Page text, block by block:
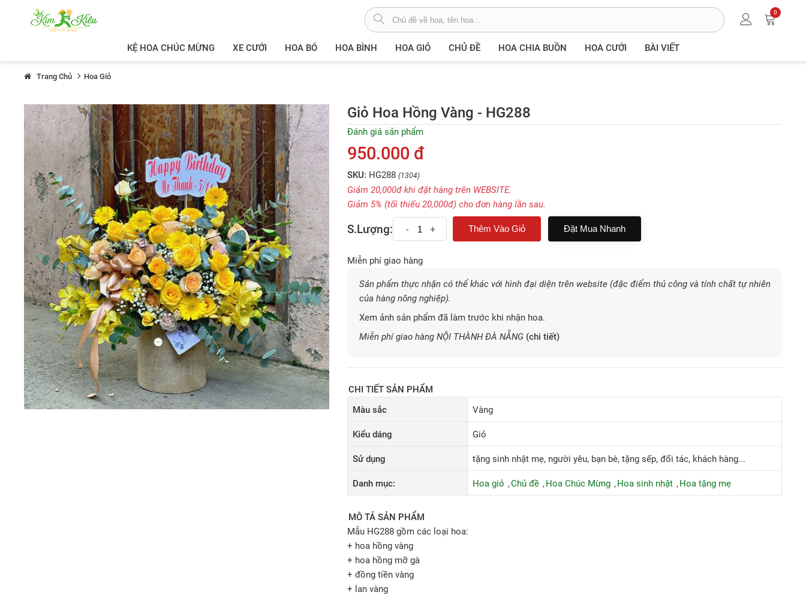
0
KỆ HOA CHÚC MỪNG XE CƯỚI HOA BÓ HOA BÌNH HOA GIỎ CHỦ ĐỀ HOA CHIA BUỒN HOA CƯỚI BÀI VIẾT
Trang Chủ Hoa Giỏ
Giỏ Hoa Hồng Vàng - HG288
Đánh giá sản phẩm
950.000 đ
SKU: HG288 (1304)
Giảm 20,000đ khi đặt hàng trên WEBSITE.
Giảm 5% (tối thiếu 20,000đ) cho đơn hàng lần sau.
S.Lượng: - + Đặt Mua Nhanh
Miễn phí giao hàng
Sản phẩm thực nhận có thể khác với hình đại diện trên website (đặc điểm thủ công và tính chất tự nhiên
của hàng nông nghiệp).
Xem ảnh sản phẩm đã làm trước khi nhận hoa.
Miễn phí giao hàng NỘI THÀNH ĐÀ NẴNG (chi tiết)
CHI TIẾT SẢN PHẨM
Màu sắc
Vàng
Kiểu dáng Giỏ
Sử dụng tặng sinh nhật mẹ, người yêu, bạn bè, tặng sếp, đối tác, khách hàng...
Danh mục: Hoa giỏ Chủ đề Hoa Chúc Mừng Hoa sinh nhật Hoa tặng mẹ
MÔ TẢ SẢN PHẨM
Mẫu HG288 gồm các loại hoa:
+ hoa hồng vàng
+ hoa hồng mỡ gà
+ đồng tiền vàng
+ lan vàng